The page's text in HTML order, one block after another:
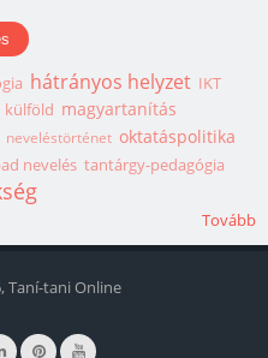
hátrányos helyzet IKT
külföld magyartanítás
neveléstörténet oktatáspolitika
nevelés tantárgy-pedagógia
Tovább
Taní-tani Online